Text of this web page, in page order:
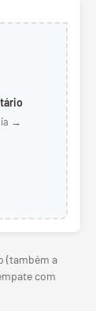
→
(também a
com